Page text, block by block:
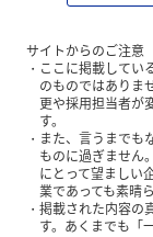
サイトからのご注意
ここに掲載してい
のものではありま
更や採用担当者が
す。
また、言うまでも
ものに過ぎません
にとって望ましい
業であっても素晴
掲載された内容の
す。あくまでも「